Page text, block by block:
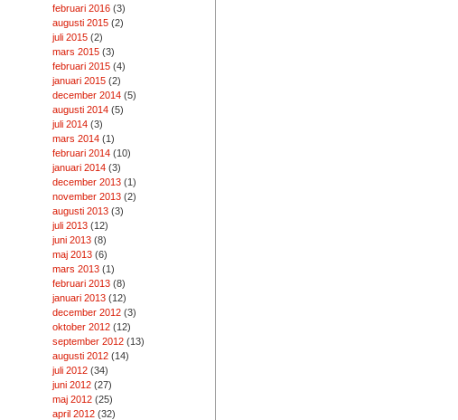
februari 2016(3)
augusti 2015(2)
juli 2015(2)
mars 2015(3)
februari 2015(4)
januari 2015(2)
december 2014(5)
augusti 2014(5)
juli 2014(3)
mars 2014(1)
februari 2014(10)
januari 2014(3)
december 2013(1)
november 2013(2)
augusti 2013(3)
juli 2013(12)
juni 2013(8)
maj 2013(6)
mars 2013(1)
februari 2013(8)
januari 2013(12)
december 2012(3)
oktober 2012(12)
september 2012(13)
augusti 2012(14)
juli 2012(34)
juni 2012(27)
maj 2012(25)
april 2012(32)